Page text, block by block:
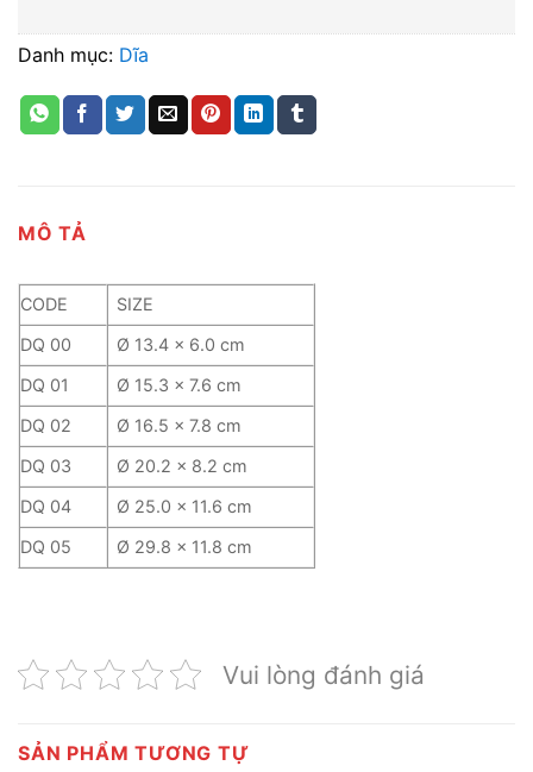
Danh mục: Dĩa
MÔ TẢ
CODE
SIZE
DQ 00
Ø 13.4 x 6.0 cm
DQ 01
Ø 15.3 x 7.6 cm
DQ 02
Ø 16.5 x 7.8 cm
DQ 03
Ø 20.2 x 8.2 cm
DQ 04
Ø 25.0 x 11.6 cm
DQ 05
Ø 29.8 x 11.8 cm
Vui lòng đánh giá
SẢN PHẨM TƯƠNG TỰ